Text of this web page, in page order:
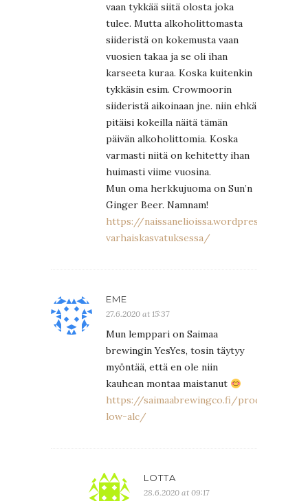
vaan tykkää siitä olosta joka
tulee. Mutta alkoholittomasta
siideristä on kokemusta vaan
vuosien takaa ja se oli ihan
karseeta kuraa. Koska kuitenkin
tykkäsin esim. Crowmoorin
siideristä aikoinaan jne. niin ehkä
pitäisi kokeilla näitä tämän
päivän alkoholittomia. Koska
varmasti niitä on kehitetty ihan
huimasti viime vuosina.
Mun oma herkkujuoma on Sun’n
Ginger Beer. Namnam!
https://naissanelioissa.wordpress.com/
varhaiskasvatuksessa/
EME
27.6.2020 at 15:37
Mun lemppari on Saimaa
brewingin YesYes, tosin täytyy
myöntää, että en ole niin
kauhean montaa maistanut
https://saimaabrewingco.fi/product/
low-alc/
LOTTA
28.6.2020 at 09:17